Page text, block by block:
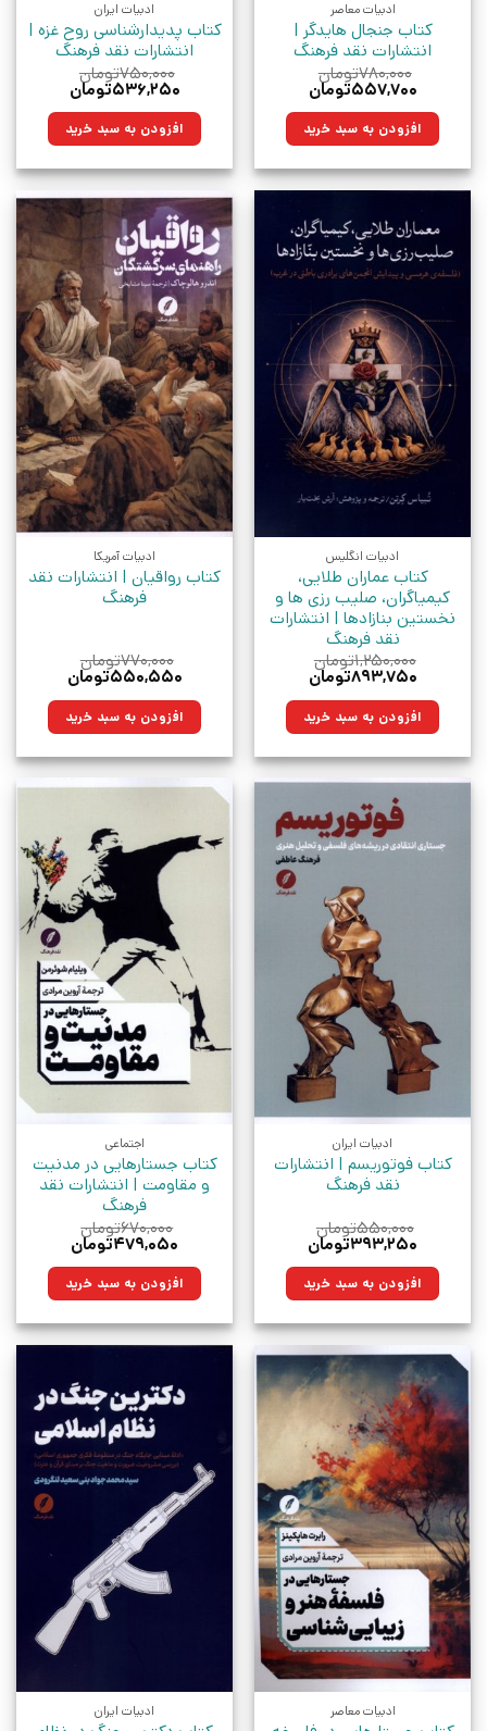
ادبیات معاصر
کتاب جنجال هایدگر |
انتشارات نقد فرهنگ
۷۸۰,۰۰۰تومان
قیمت
۷۸۰,۰۰۰تومان
بود.
۵۵۷,۷۰۰تومان
۵۵۷,۷۰۰تومان.افزودن به سبد خرید
ادبیات ایران
کتاب پدیدارشناسی روح غزه |
انتشارات نقد فرهنگ
۷۵۰,۰۰۰تومان
قیمت
۷۵۰,۰۰۰تومان
بود.
۵۳۶,۲۵۰تومان
۵۳۶,۲۵۰تومان.افزودن به سبد خرید
ادبیات انگلیس
کتاب عماران طلایی،
کیمیاگران، صلیب‌ رزی‌ ها و
نخستین بنازادها | انتشارات
نقد فرهنگ
۱,۲۵۰,۰۰۰تومان
قیمت
۱,۲۵۰,۰۰۰تومان
بود.
۸۹۳,۷۵۰تومان
۸۹۳,۷۵۰تومان.افزودن به سبد خرید
ادبیات آمریکا
کتاب رواقیان | انتشارات نقد
فرهنگ
۷۷۰,۰۰۰تومان
قیمت
۷۷۰,۰۰۰تومان
بود.
۵۵۰,۵۵۰تومان
۵۵۰,۵۵۰تومان. افزودن به سبد خرید
ادبیات ایران
کتاب فوتوریسم | انتشارات
نقد فرهنگ
۵۵۰,۰۰۰تومان
قیمت
۵۵۰,۰۰۰تومان
بود.
۳۹۳,۲۵۰تومان
۳۹۳,۲۵۰تومان.افزودن به سبد خرید
اجتماعی
کتاب جستارهایی در مدنیت
و مقاومت | انتشارات نقد
فرهنگ
۶۷۰,۰۰۰تومان
قیمت
۶۷۰,۰۰۰تومان
بود.
۴۷۹,۰۵۰تومان
۴۷۹,۰۵۰تومان.افزودن به سبد خرید
ادبیات معاصر ادبیات ایران